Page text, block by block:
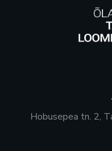
Hobusepea tn. 2,